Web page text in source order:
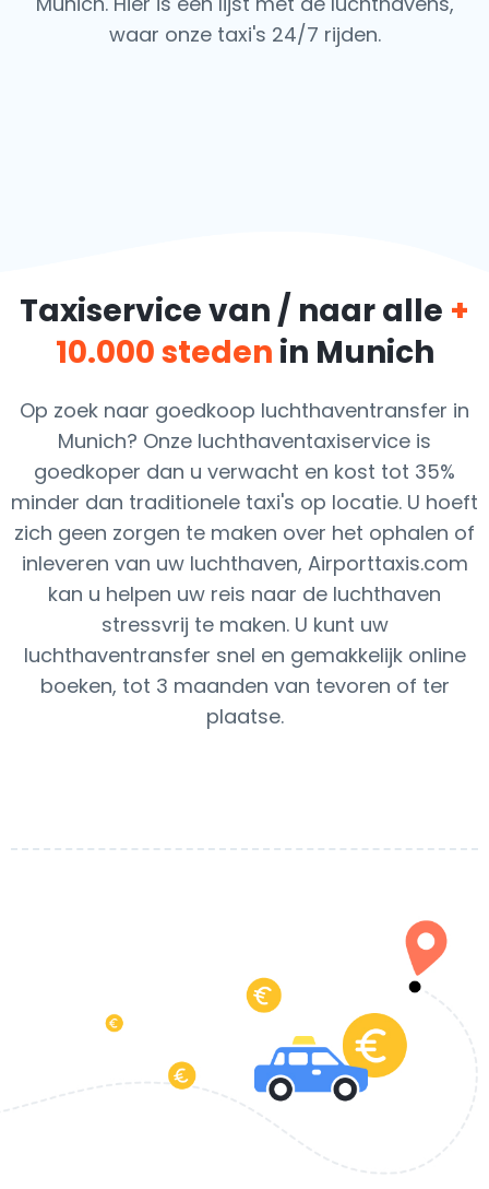
waar onze taxi's 24/7 rijden.
Taxiservice van / naar alle +
10.000 steden in Munich
Op zoek naar goedkoop luchthaventransfer in
Munich? Onze luchthaventaxiservice is
goedkoper dan u verwacht en kost tot 35%
minder dan traditionele taxi's op locatie. U hoeft
zich geen zorgen te maken over het ophalen of
inleveren van uw luchthaven, Airporttaxis.com
kan u helpen uw reis naar de luchthaven
stressvrij te maken. U kunt uw
luchthaventransfer snel en gemakkelijk online
boeken, tot 3 maanden van tevoren of ter
plaatse.